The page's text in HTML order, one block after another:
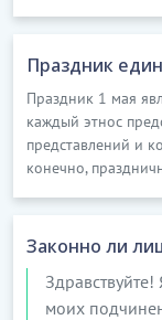
Праздник
Праздник 1 мая
каждый этнос
представлений и
конечно,
Законно ли
моих